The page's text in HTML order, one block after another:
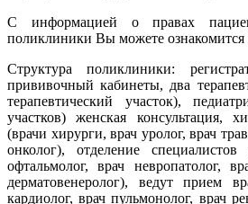
С информацией о правах
поликлиники Вы можете ознакомится
Структура поликлиники:
прививочный кабинеты, два
терапевтический участок),
участков) женская консультация,
(врачи хирурги, врач уролог, врач
онколог), отделение
офтальмолог, врач невропатолог,
дерматовенеролог), ведут прием
кардиолог, врач пульмонолог, врач